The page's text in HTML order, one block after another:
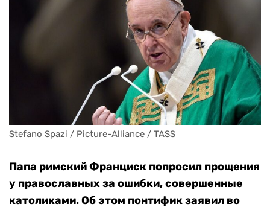
Stefano Spazi / Picture-Alliance / TASS
Папа римский Франциск попросил прощения
у православных за ошибки, совершенные
католиками. Об этом понтифик заявил во